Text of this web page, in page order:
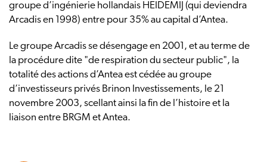
groupe d’ingénierie hollandais HEIDEMIJ (qui deviendra
Arcadis en 1998) entre pour 35% au capital d’Antea.
Le groupe Arcadis se désengage en 2001, et au terme de
la procédure dite "de respiration du secteur public", la
totalité des actions d’Antea est cédée au groupe
d’investisseurs privés Brinon Investissements, le 21
novembre 2003, scellant ainsi la fin de l’histoire et la
liaison entre BRGM et Antea.